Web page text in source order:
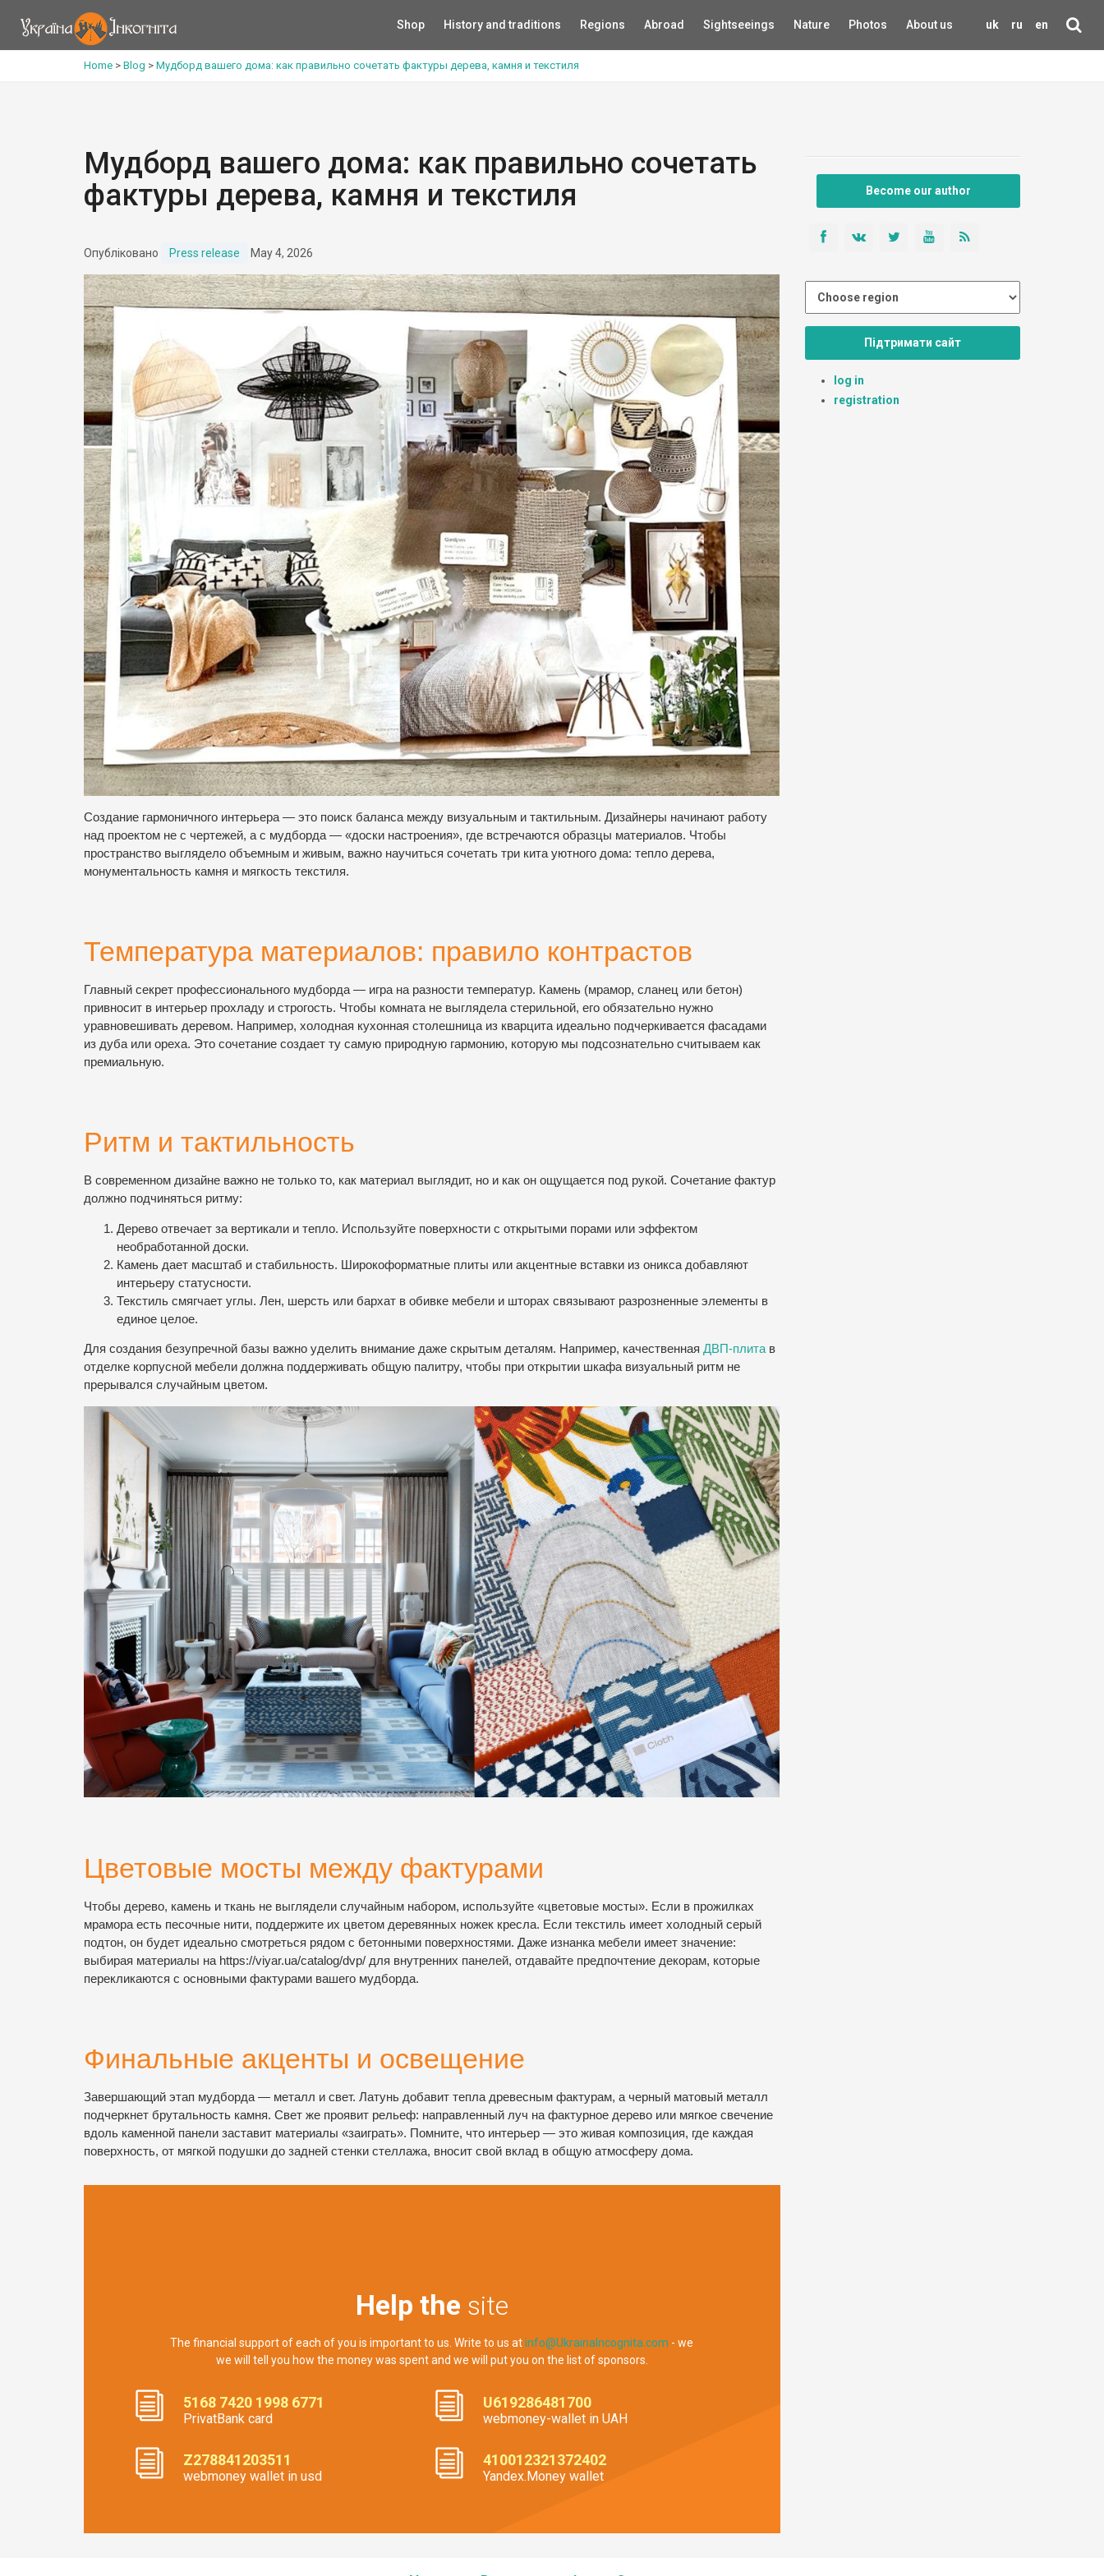
uk ru en
Shop History and traditions Regions Abroad Sightseeings Nature Photos About us
Home > Blog > Мудборд вашего дома: как правильно сочетать фактуры дерева, камня и текстиля
Мудборд вашего дома: как правильно сочетать
фактуры дерева, камня и текстиля
Опубліковано Press release May 4, 2026
Создание гармоничного интерьера — это поиск баланса между визуальным и тактильным. Дизайнеры начинают работу
над проектом не с чертежей, а с мудборда — «доски настроения», где встречаются образцы материалов. Чтобы
пространство выглядело объемным и живым, важно научиться сочетать три кита уютного дома: тепло дерева,
монументальность камня и мягкость текстиля.
Температура материалов: правило контрастов
Главный секрет профессионального мудборда — игра на разности температур. Камень (мрамор, сланец или бетон)
привносит в интерьер прохладу и строгость. Чтобы комната не выглядела стерильной, его обязательно нужно
уравновешивать деревом. Например, холодная кухонная столешница из кварцита идеально подчеркивается фасадами
из дуба или ореха. Это сочетание создает ту самую природную гармонию, которую мы подсознательно считываем как
премиальную.
Ритм и тактильность
В современном дизайне важно не только то, как материал выглядит, но и как он ощущается под рукой. Сочетание фактур
должно подчиняться ритму:
Дерево отвечает за вертикали и тепло. Используйте поверхности с открытыми порами или эффектом
необработанной доски.
Камень дает масштаб и стабильность. Широкоформатные плиты или акцентные вставки из оникса добавляют
интерьеру статусности.
Текстиль смягчает углы. Лен, шерсть или бархат в обивке мебели и шторах связывают разрозненные элементы в
единое целое.
Для создания безупречной базы важно уделить внимание даже скрытым деталям. Например, качественная ДВП-плитав
отделке корпусной мебели должна поддерживать общую палитру, чтобы при открытии шкафа визуальный ритм не
прерывался случайным цветом.
Цветовые мосты между фактурами
Чтобы дерево, камень и ткань не выглядели случайным набором, используйте «цветовые мосты». Если в прожилках
мрамора есть песочные нити, поддержите их цветом деревянных ножек кресла. Если текстиль имеет холодный серый
подтон, он будет идеально смотреться рядом с бетонными поверхностями. Даже изнанка мебели имеет значение:
выбирая материалы на https://viyar.ua/catalog/dvp/ для внутренних панелей, отдавайте предпочтение декорам, которые
перекликаются с основными фактурами вашего мудборда.
Финальные акценты и освещение
Завершающий этап мудборда — металл и свет. Латунь добавит тепла древесным фактурам, а черный матовый металл
подчеркнет брутальность камня. Свет же проявит рельеф: направленный луч на фактурное дерево или мягкое свечение
вдоль каменной панели заставит материалы «заиграть». Помните, что интерьер — это живая композиция, где каждая
поверхность, от мягкой подушки до задней стенки стеллажа, вносит свой вклад в общую атмосферу дома.
Help the site
The financial support of each of you is important to us. Write to us atinfo@UkrainaIncognita.com - we
we will tell you how the money was spent and we will put you on the list of sponsors.
5168 7420 1998 6771
PrivatBank card
U619286481700
webmoney-wallet in UAH
Z278841203511
webmoney wallet in usd
410012321372402
Yandex.Money wallet
Become our author
Підтримати сайт
log in
registration